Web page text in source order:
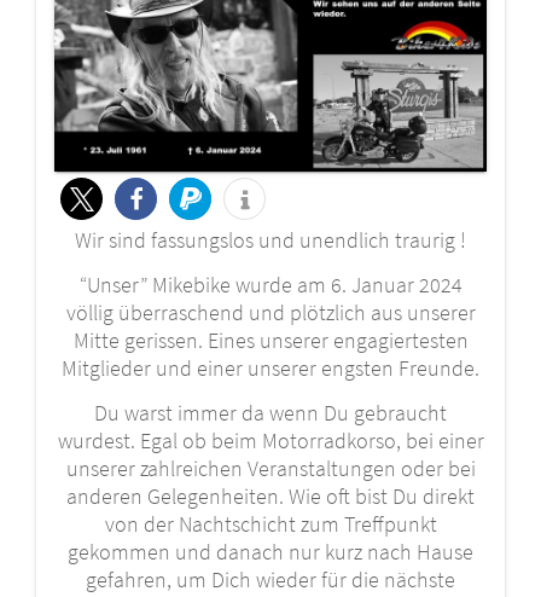
Wir sind fassungslos und unendlich traurig !
“Unser” Mikebike wurde am 6. Januar 2024
völlig überraschend und plötzlich aus unserer
Mitte gerissen. Eines unserer engagiertesten
Mitglieder und einer unserer engsten Freunde.
Du warst immer da wenn Du gebraucht
wurdest. Egal ob beim Motorradkorso, bei einer
unserer zahlreichen Veranstaltungen oder bei
anderen Gelegenheiten. Wie oft bist Du direkt
von der Nachtschicht zum Treffpunkt
gekommen und danach nur kurz nach Hause
gefahren, um Dich wieder für die nächste